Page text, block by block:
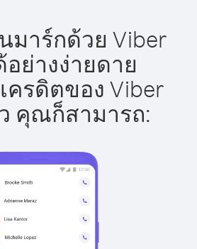
มาร์กด้วย Viber
อย่างง่ายดาย
ครดิตของ Viber
คุณก็สามารถ: